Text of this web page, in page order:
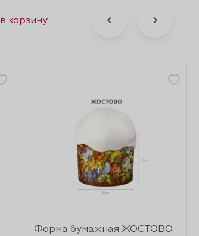
в корзину
Форма бумажная ЖОСТОВО